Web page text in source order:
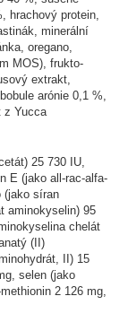
hrachový protein,
minerální
oregano,
MOS), frukto-
extrakt,
arónie 0,1 %,
z Yucca
25 730 IU,
E (jako all-rac-alfa-
(jako síran
aminokyselin) 95
chelát
(II)
II) 15
selen (jako
methionin 2 126 mg,